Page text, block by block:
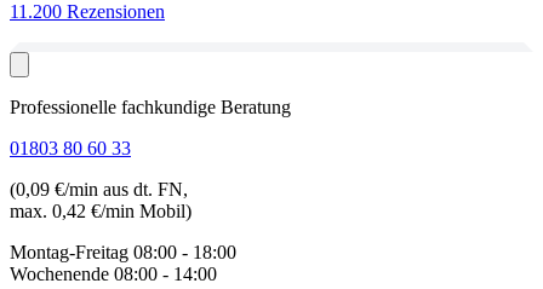
11.200 Rezensionen
Professionelle fachkundige Beratung
01803 80 60 33
(0,09 €/min aus dt. FN,
max. 0,42 €/min Mobil)
Montag-Freitag 08:00 - 18:00
Wochenende 08:00 - 14:00